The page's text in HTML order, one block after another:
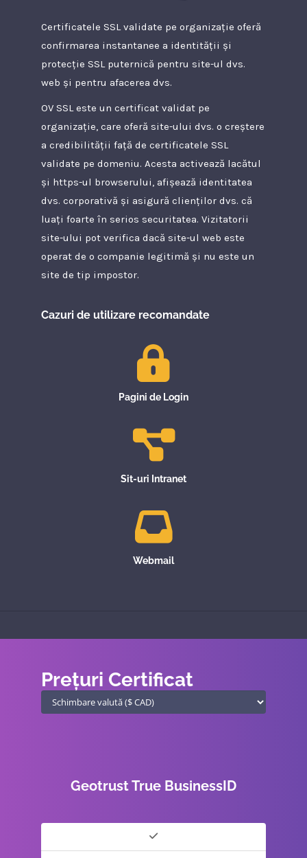
Certificatele SSL validate pe organizație oferă
confirmarea instantanee a identității și
protecție SSL puternică pentru site-ul dvs.
web și pentru afacerea dvs.
OV SSL este un certificat validat pe
organizație, care oferă site-ului dvs. o creștere
a credibilității față de certificatele SSL
validate pe domeniu. Acesta activează lacătul
și https-ul browserului, afișează identitatea
dvs. corporativă și asigură clienților dvs. că
luați foarte în serios securitatea. Vizitatorii
site-ului pot verifica dacă site-ul web este
operat de o companie legitimă și nu este un
site de tip impostor.
Cazuri de utilizare recomandate
Pagini de Login
Sit-uri Intranet
Webmail
Prețuri Certificat
Geotrust True BusinessID